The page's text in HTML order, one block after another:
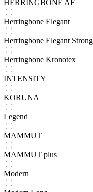
HERRINGBONE AF
Herringbone Elegant
Herringbone Elegant Strong
Herringbone Kronotex
INTENSITY
KORUNA
Legend
MAMMUT
MAMMUT plus
Modern